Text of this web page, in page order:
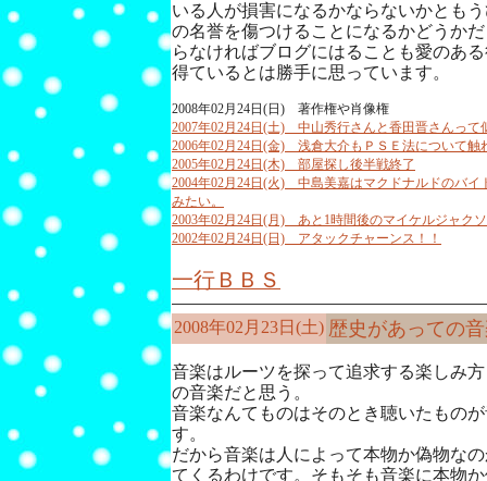
いる人が損害になるかならないかとも
の名誉を傷つけることになるかどうか
らなければブログにはることも愛のあ
得ているとは勝手に思っています。
2008年02月24日(日) 著作権や肖像権
2007年02月24日(土) 中山秀行さんと香田晋さんって
2006年02月24日(金) 浅倉大介もＰＳＥ法について触
2005年02月24日(木) 部屋探し後半戦終了
2004年02月24日(火) 中島美嘉はマクドナルドのバイ
みたい。
2003年02月24日(月) あと1時間後のマイケルジャク
2002年02月24日(日) アタックチャーンス！！
一行ＢＢＳ
2008年02月23日(土) 歴史があっての
音楽はルーツを探って追求する楽しみ
の音楽だと思う。
音楽なんてものはそのとき聴いたもの
す。
だから音楽は人によって本物か偽物な
てくるわけです。そもそも音楽に本物